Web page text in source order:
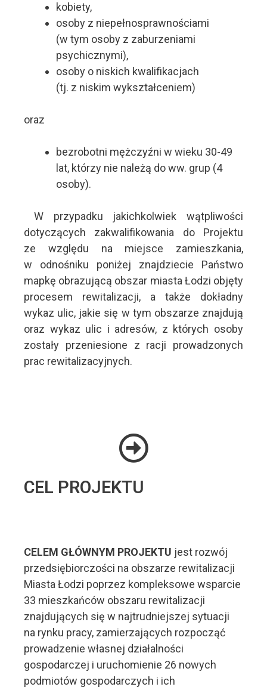
kobiety,
osoby z niepełnosprawnościami
(w tym osoby z zaburzeniami
psychicznymi),
osoby o niskich kwalifikacjach
(tj. z niskim wykształceniem)
oraz
bezrobotni mężczyźni w wieku 30-49
lat, którzy nie należą do ww. grup (4
osoby).
W przypadku jakichkolwiek wątpliwości
dotyczących zakwalifikowania do Projektu
ze względu na miejsce zamieszkania,
w odnośniku poniżej znajdziecie Państwo
mapkę obrazującą obszar miasta Łodzi objęty
procesem rewitalizacji, a także dokładny
wykaz ulic, jakie się w tym obszarze znajdują
oraz wykaz ulic i adresów, z których osoby
zostały przeniesione z racji prowadzonych
prac rewitalizacyjnych.
CEL PROJEKTU
CELEM GŁÓWNYM PROJEKTU jest rozwój
przedsiębiorczości na obszarze rewitalizacji
Miasta Łodzi poprzez kompleksowe wsparcie
33 mieszkańców obszaru rewitalizacji
znajdujących się w najtrudniejszej sytuacji
na rynku pracy, zamierzających rozpocząć
prowadzenie własnej działalności
gospodarczej i uruchomienie 26 nowych
podmiotów gospodarczych i ich